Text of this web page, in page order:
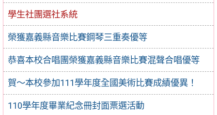
學生社團選社系統
榮獲嘉義縣音樂比賽鋼琴三重奏優等
恭喜本校合唱團榮獲嘉義縣音樂比賽混聲合唱優等
賀～本校參加111學年度全國美術比賽成績優異！
110學年度畢業紀念冊封面票選活動